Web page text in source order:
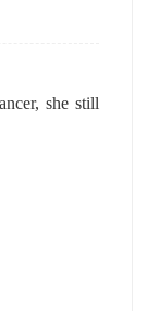
she still